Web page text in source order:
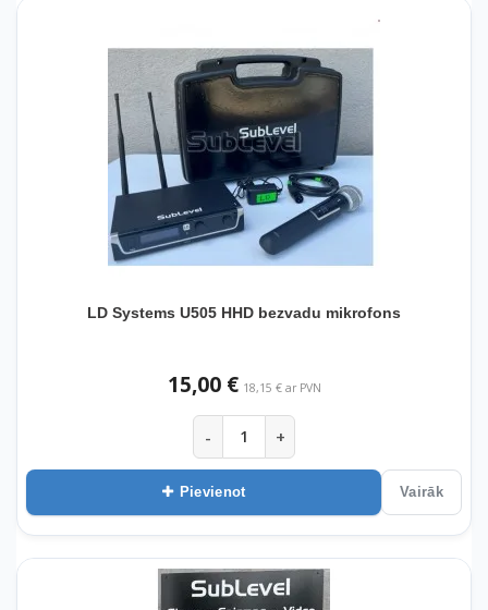
LD Systems U505 HHD bezvadu mikrofons
15,00 € 18,15 € ar PVN
- +
Pievienot Vairāk